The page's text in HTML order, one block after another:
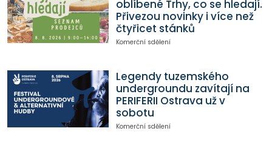
oblíbené Trhy, co se hledají.
Přivezou novinky i více než
čtyřicet stánků
Komerční sdělení
Legendy tuzemského
undergroundu zavítají na
PERIFERII Ostrava už v
sobotu
Komerční sdělení